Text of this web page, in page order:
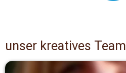
unser kreatives Team